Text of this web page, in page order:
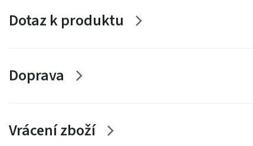
Dotaz k produktu
Doprava
Vrácení zboží